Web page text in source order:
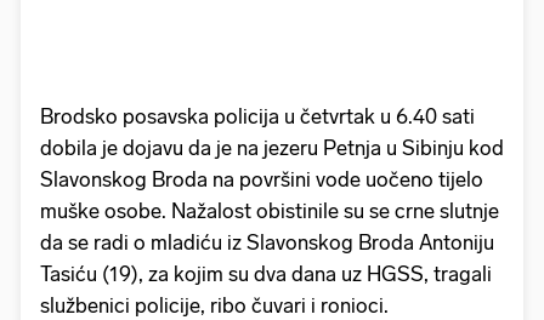
Brodsko posavska policija u četvrtak u 6.40 sati
dobila je dojavu da je na jezeru Petnja u Sibinju kod
Slavonskog Broda na površini vode uočeno tijelo
muške osobe. Nažalost obistinile su se crne slutnje
da se radi o mladiću iz Slavonskog Broda Antoniju
Tasiću (19), za kojim su dva dana uz HGSS, tragali
službenici policije, ribo čuvari i ronioci.